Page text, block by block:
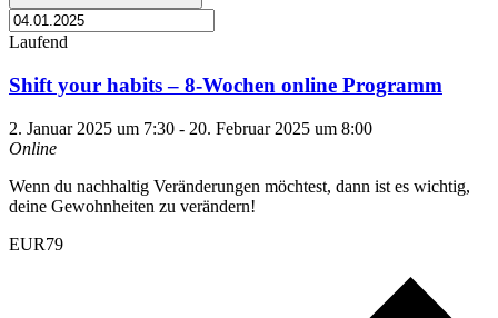
Laufend
Shift your habits – 8-Wochen online Programm
2. Januar 2025 um 7:30 - 20. Februar 2025 um 8:00
Online
Wenn du nachhaltig Veränderungen möchtest, dann ist es wichtig,
deine Gewohnheiten zu verändern!
EUR79